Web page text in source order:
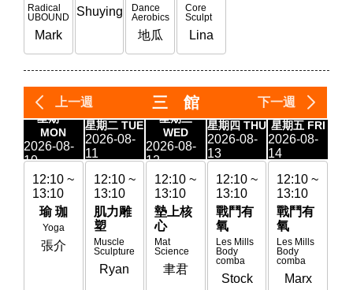
Radical
UBOUND
Mark
Shuying
Dance
Aerobics
地瓜
Core
Sculpt
Lina
三 館
上一週
星期一
MON
2026-08-
10
12:10 ~
13:10
瑜 珈
Yoga
張介
星期二 TUE
2026-08-
11
12:10 ~
13:10
肌力雕
塑
Muscle
Sculpture
Ryan
星期三
WED
2026-08-
12
12:10 ~
13:10
墊上核
心
Mat
Science
聿君
星期四 THU
2026-08-
13
12:10 ~
13:10
戰鬥有
氧
Les Mills
Body
comba
Stock
星期五 FRI
2026-08-
14
12:10 ~
13:10
戰鬥有
氧
Les Mills
Body
comba
Marx
下一週